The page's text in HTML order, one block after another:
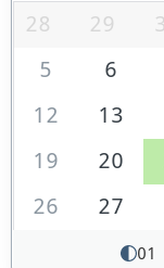
28 29
5
6
12
13
19
20
26
27
01